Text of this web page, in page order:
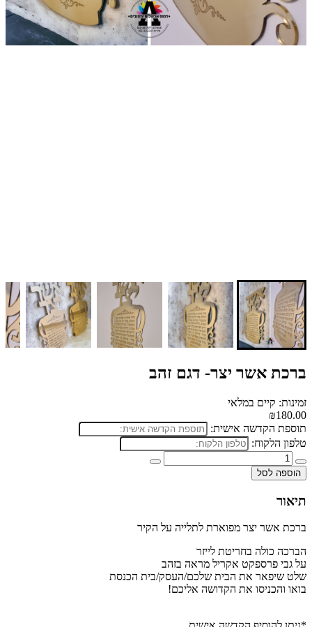
ברכת אשר יצר- דגם זהב
זמינות: קיים במלאי
₪180.00
תוספת הקדשה אישית:
טלפון הלקוח:
הוספה לסל
תיאור
ברכת אשר יצר מפוארת לתלייה על הקיר
הברכה כולה בחריטת לייזר
על גבי פרספקט אקריל מראה בזהב
שלט שיפאר את הבית שלכם/העסק/בית הכנסת
בואו והכניסו את הקדושה אליכם!